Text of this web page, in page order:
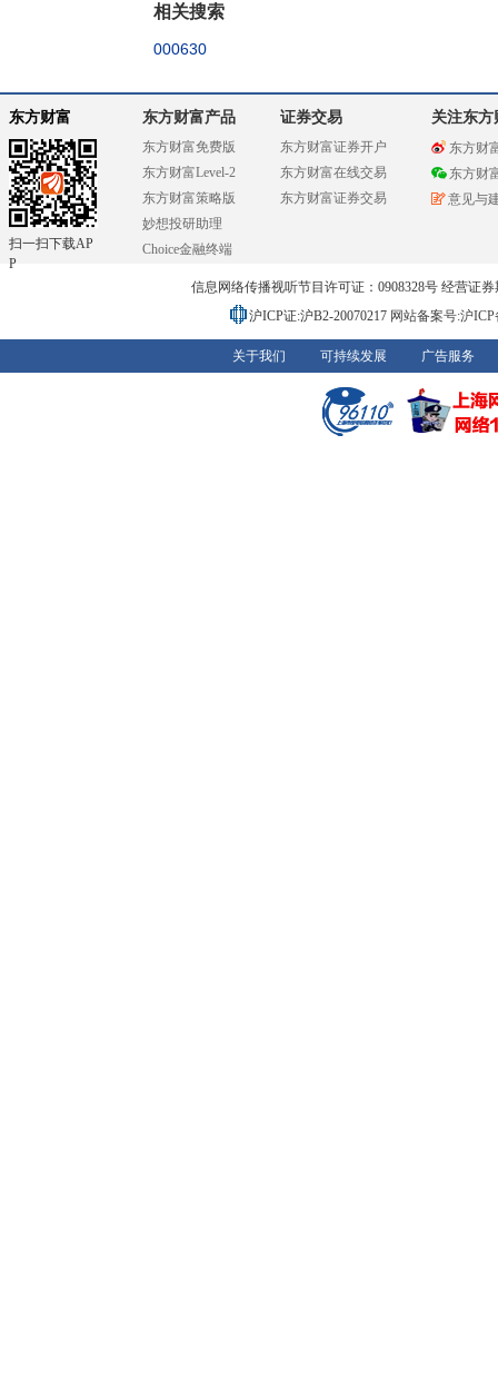
相关搜索
000630
东方财富
扫一扫下载AP
P
东方财富产品
东方财富免费版
东方财富Level-2
东方财富策略版
妙想投研助理
Choice金融终端
证券交易
东方财富证券开户
东方财富在线交易
东方财富证券交易
关注东方
东方财
东方财
意见与
信息网络传播视听节目许可证：0908328号 经营证
沪ICP证:沪B2-20070217 网站备案号:沪
关于我们 可持续发展 广告服务